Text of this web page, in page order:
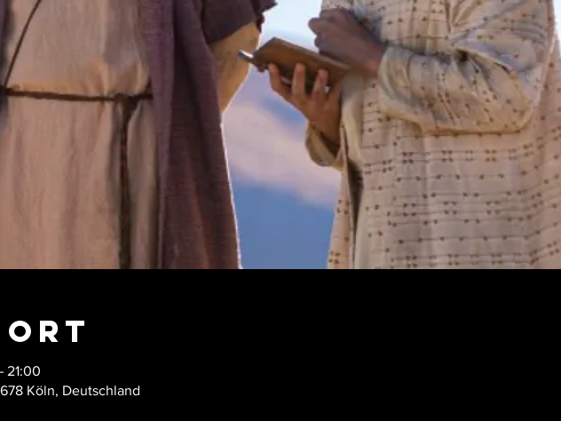
Ort
21:00
Köln, Deutschland